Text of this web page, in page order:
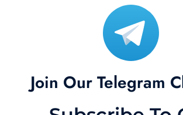
Join Our Telegram